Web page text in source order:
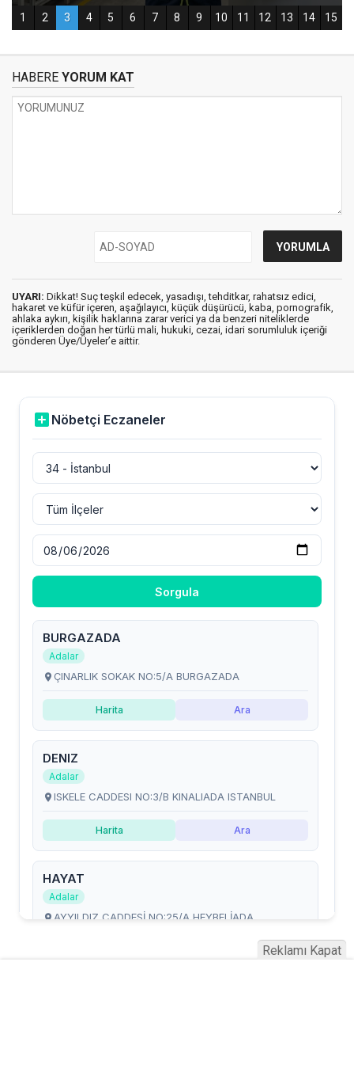
HABERE YORUM KAT
UYARI: Dikkat! Suç teşkil edecek, yasadışı, tehditkar, rahatsız edici,
hakaret ve küfür içeren, aşağılayıcı, küçük düşürücü, kaba, pornografik,
ahlaka aykırı, kişilik haklarına zarar verici ya da benzeri niteliklerde
içeriklerden doğan her türlü mali, hukuki, cezai, idari sorumluluk içeriği
gönderen Üye/Üyeler’e aittir.
Reklamı Kapat